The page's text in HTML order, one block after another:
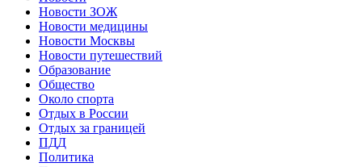
Новости ЗОЖ
Новости медицины
Новости Москвы
Новости путешествий
Образование
Общество
Около спорта
Отдых в России
Отдых за границей
ПДД
Политика